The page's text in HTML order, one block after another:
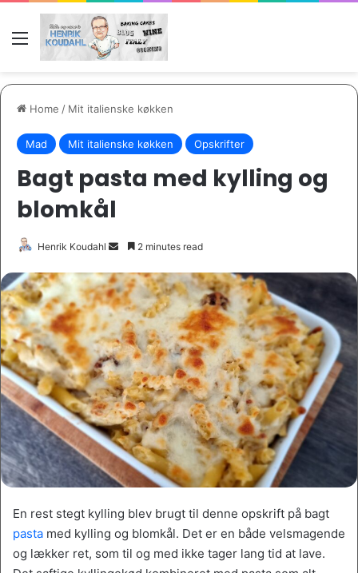
Menu
Home / Mit italienske køkken
Mad Mit italienske køkken Opskrifter
Bagt pasta med kylling og
blomkål
Henrik Koudahl
Send
email
2 minutes read
En rest stegt kylling blev brugt til denne opskrift på bagt
pasta med kylling og blomkål. Det er en både velsmagende
og lækker ret, som til og med ikke tager lang tid at lave.